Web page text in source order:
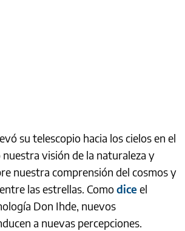
su telescopio hacia los cielos en el
visión de la naturaleza y
nuestra comprensión del cosmos y
las estrellas. Comodiceel
Don Ihde, nuevos
a nuevas percepciones.